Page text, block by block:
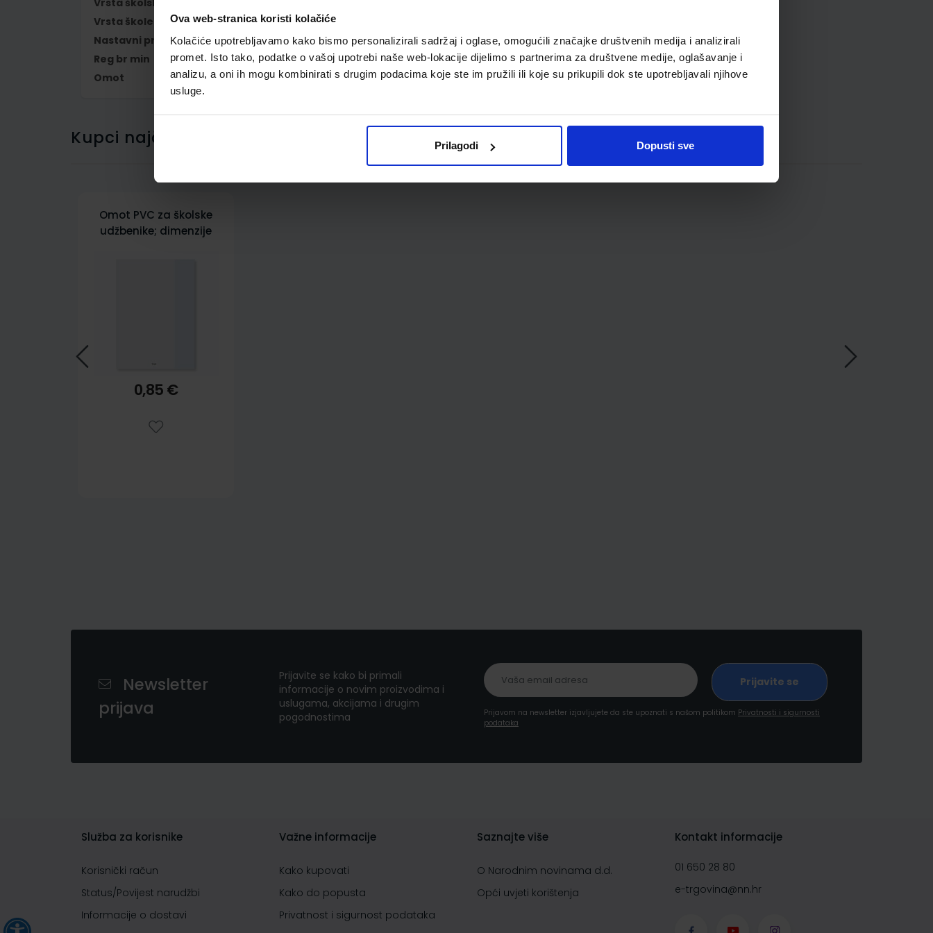
Ova web-stranica koristi kolačiće
Kolačiće upotrebljavamo kako bismo personalizirali sadržaj i oglase, omogućili značajke društvenih medija i analizirali
promet. Isto tako, podatke o vašoj upotrebi naše web-lokacije dijelimo s partnerima za društvene medije, oglašavanje i
analizu, a oni ih mogu kombinirati s drugim podacima koje ste im pružili ili koje su prikupili dok ste upotrebljavali njihove
usluge.
Prilagodi Dopusti sve
Vrsta školske knjige
Vrsta škole
1 OSNOVNA
Nastavni predmet
MATEMATIKA
Reg br min
6107
Omot
500164
Kupci najčešće biraju..
Omot PVC za školske
udžbenike; dimenzije
0,85 €
Newsletter
prijava
Prijavite se kako bi primali
informacije o novim proizvodima i
uslugama, akcijama i drugim
pogodnostima
Prijavom na newsletter izjavljujete da ste upoznati s našom politikom Privatnosti i sigurnosti
podataka
Služba za korisnike
Korisnički račun
Status/Povijest narudžbi
Informacije o dostavi
Važne informacije
Kako kupovati
Kako do popusta
Privatnost i sigurnost podataka
Saznajte više
O Narodnim novinama d.d.
Opći uvjeti korištenja
Kontakt informacije
01 650 28 80
e-trgovina@nn.hr